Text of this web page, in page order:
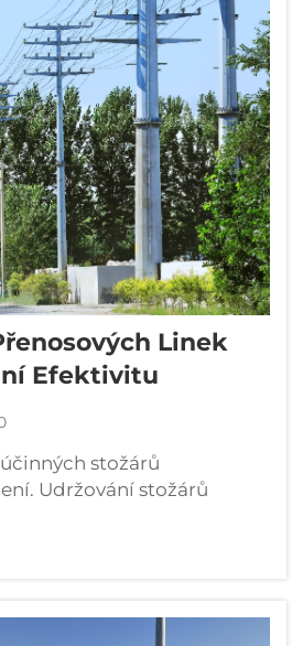
Linek
Efektivitu
stožárů
Udržování stožárů
ve strukturálně dobrém
pro zajištění
našich
přenášejí elektřinu...